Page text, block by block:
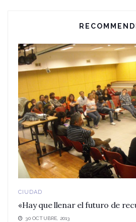
CIUDAD
«Hay que llenar el futuro de
30 OCTUBRE, 2013